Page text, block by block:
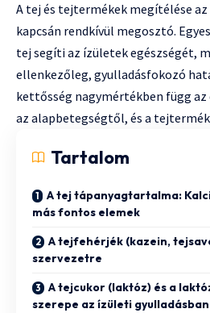
A tej és tejtermékek megítélése
kapcsán rendkívül megosztó.
tej segíti az ízületek egészségét,
ellenkezőleg, gyulladásfokozó
kettősség nagymértékben függ
az alapbetegségtől, és a
Tartalom
A tej tápanyagtartalma:
más fontos elemek
A tejfehérjék (kazein,
szervezetre
A tejcukor (laktóz) és a
szerepe az ízületi gyulladásban